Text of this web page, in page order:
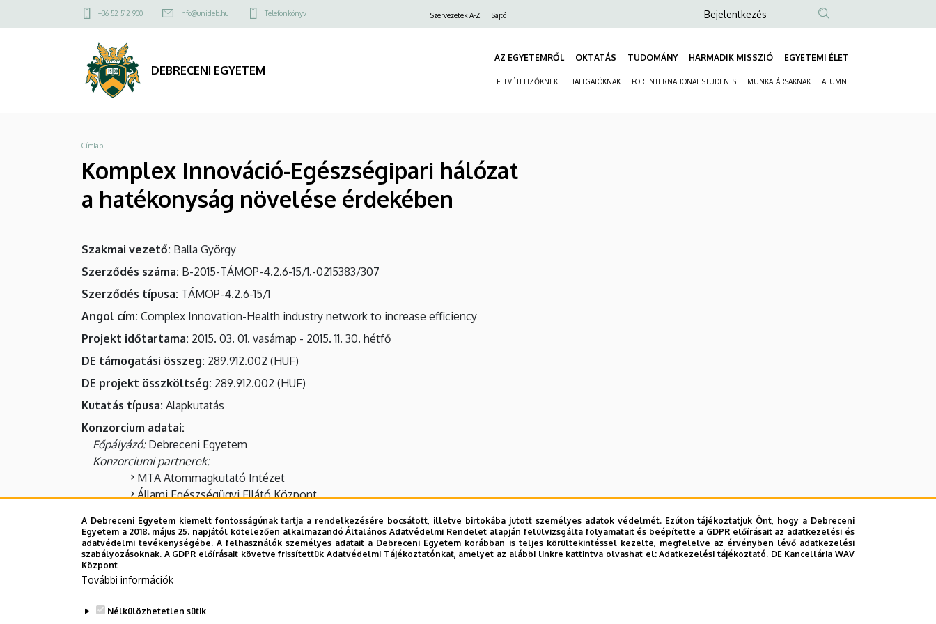
Komplex
Innováció-
Egészségipari
hatékonyság
növelése
érdekében
DEBRECENI
EGYETEM
a
Felső
menü
+36 52 512 900 info@unideb.hu Telefonkönyv Szervezetek A-Z Sajtó
Anonim
fiók
Bejelentkezés
DEBRECENI EGYETEM
AZ EGYETEMRŐL OKTATÁS TUDOMÁNY HARMADIK MISSZIÓ EGYETEMI ÉLET
FELVÉTELIZŐKNEK HALLGATÓKNAK FOR INTERNATIONAL STUDENTS MUNKATÁRSAKNAK ALUMNI
Morzsa
Címlap
Komplex Innováció-Egészségipari hálózat
a hatékonyság növelése érdekében
Szakmai vezető Balla György
Szerződés száma B-2015-TÁMOP-4.2.6-15/1.-0215383/307
Szerződés típusa TÁMOP-4.2.6-15/1
Angol cím Complex Innovation-Health industry network to increase efficiency
Projekt időtartama 2015. 03. 01. vasárnap - 2015. 11. 30. hétfő
DE támogatási összeg 289.912.002 HUF
DE projekt összköltség 289.912.002 HUF
Kutatás típusa Alapkutatás
Konzorcium adatai
Főpályázó Debreceni Egyetem
Konzorciumi partnerek
MTA Atommagkutató Intézet
Állami Egészségügyi Ellátó Központ
Projekt leírása
A projekt alapvető általános célja az európai unió által megfogalmazott egészségügyi/egészségipari stratégiai alapelvek hazai elméleti adaptálása, majd
azok gyakorlati megvalósítása figyelembe véve a hazai adottságokat.
• A Debreceni Egyetem egészségtudománnyal foglalkozó kutatócsoportjainak K+F+I hálózatokban való működésé kiterjesztése, multicentrikus klinikai
vizsgálatokban való részvételének elősegítése,
• Az intézmény tudástranszfer, tudásmenedzsment kapacitásainak fejlesztése.
A Debreceni Egyetem kiemelt fontosságúnak tartja a rendelkezésére bocsátott, illetve birtokába jutott személyes adatok védelmét. Ezúton tájékoztatjuk Önt, hogy a Debreceni
Egyetem a 2018. május 25. napjától kötelezően alkalmazandó Általános Adatvédelmi Rendelet alapján felülvizsgálta folyamatait és beépítette a GDPR előírásait az adatkezelési és
adatvédelmi tevékenységébe. A felhasználók személyes adatait a Debreceni Egyetem korábban is teljes körültekintéssel kezelte, megfelelve az érvényben lévő adatkezelési
szabályozásoknak. A GDPR előírásait követve frissítettük Adatvédelmi Tájékoztatónkat, amelyet az alábbi linkre kattintva olvashat el:Adatkezelési tájékoztató. DE Kancellária WAV
Központ
További információk
Nélkülözhetetlen sütik